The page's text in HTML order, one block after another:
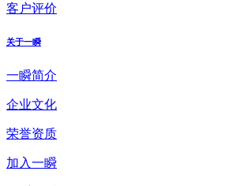
客户评价
关于一瞬
一瞬简介
企业文化
荣誉资质
加入一瞬